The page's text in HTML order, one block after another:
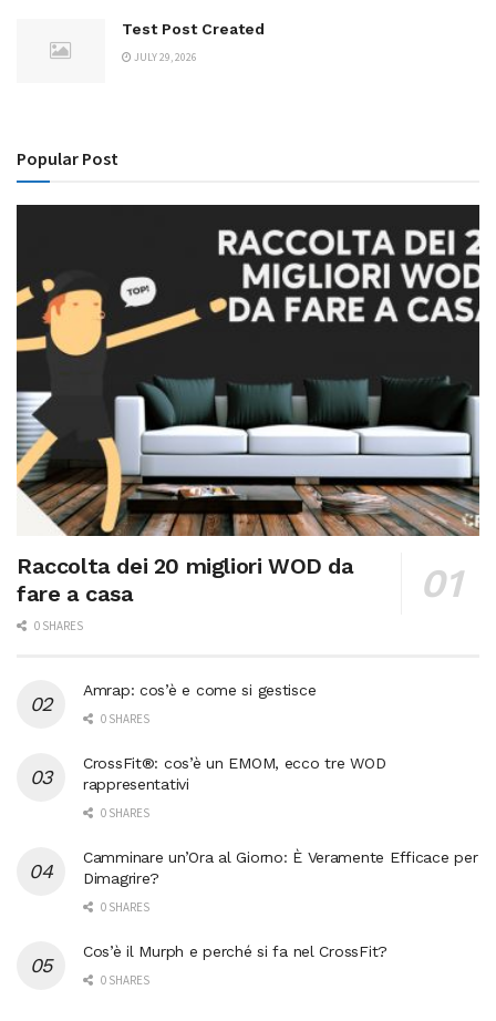
Test Post Created
JULY 29, 2026
Popular Post
Raccolta dei 20 migliori WOD da
fare a casa
0 SHARES
Amrap: cos’è e come si gestisce
0 SHARES
CrossFit®: cos’è un EMOM, ecco tre WOD
rappresentativi
0 SHARES
Camminare un’Ora al Giorno: È Veramente Efficace per
Dimagrire?
0 SHARES
Cos’è il Murph e perché si fa nel CrossFit?
0 SHARES